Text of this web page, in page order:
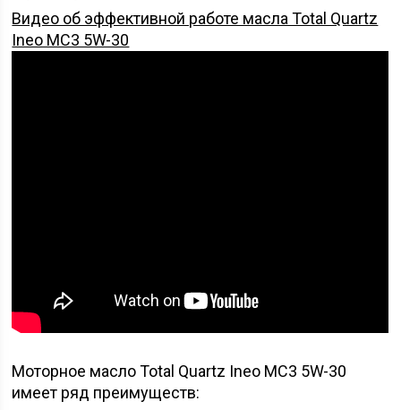
Видео об эффективной работе масла Total Quartz
Ineo MC3 5W-30
Моторное масло Total Quartz Ineo MC3 5W-30
имеет ряд преимуществ: